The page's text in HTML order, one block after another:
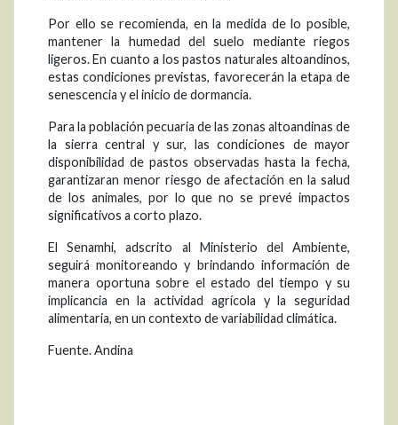
Por ello se recomienda, en la medida de lo posible,
mantener la humedad del suelo mediante riegos
ligeros. En cuanto a los pastos naturales altoandinos,
estas condiciones previstas, favorecerán la etapa de
senescencia y el inicio de dormancia.
Para la población pecuaria de las zonas altoandinas de
la sierra central y sur, las condiciones de mayor
disponibilidad de pastos observadas hasta la fecha,
garantizaran menor riesgo de afectación en la salud
de los animales, por lo que no se prevé impactos
significativos a corto plazo.
El Senamhi, adscrito al Ministerio del Ambiente,
seguirá monitoreando y brindando información de
manera oportuna sobre el estado del tiempo y su
implicancia en la actividad agrícola y la seguridad
alimentaria, en un contexto de variabilidad climática.
Fuente. Andina